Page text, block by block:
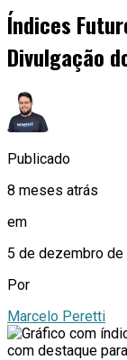
Índices
Divulgação
Publicado
8 meses atrás
em
5 de dezembro de
Por
Marcelo Peretti